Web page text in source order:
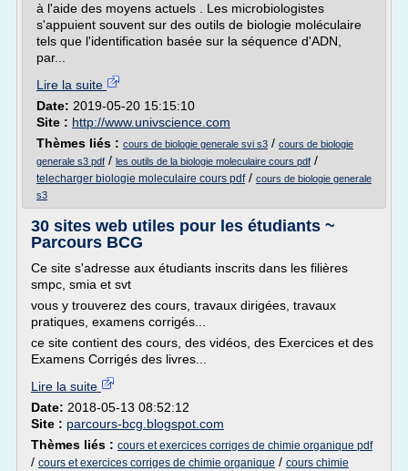
à l'aide des moyens actuels . Les microbiologistes
s'appuient souvent sur des outils de biologie moléculaire
tels que l'identification basée sur la séquence d'ADN,
par...
Lire la suite
Date: 2019-05-20 15:15:10
Site : http://www.univscience.com
Thèmes liés : cours de biologie generale svi s3 / cours de biologie
generale s3 pdf / les outils de la biologie moleculaire cours pdf /
telecharger biologie moleculaire cours pdf/ cours de biologie generale
s3
30 sites web utiles pour les étudiants ~
Parcours BCG
Ce site s'adresse aux étudiants inscrits dans les filières
smpc, smia et svt
vous y trouverez des cours, travaux dirigées, travaux
pratiques, examens corrigés...
ce site contient des cours, des vidéos, des Exercices et des
Examens Corrigés des livres...
Lire la suite
Date: 2018-05-13 08:52:12
Site : parcours-bcg.blogspot.com
Thèmes liés : cours et exercices corriges de chimie organique pdf
/ cours et exercices corriges de chimie organique / cours chimie